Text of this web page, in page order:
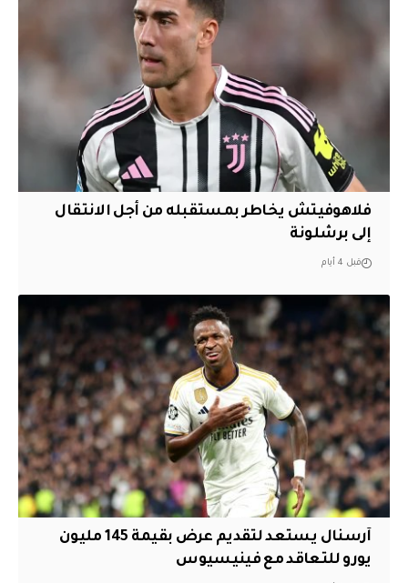
فلاهوفيتش يخاطر بمستقبله من أجل الانتقال
إلى برشلونة
قبل 4 أيام
آرسنال يستعد لتقديم عرض بقيمة 145 مليون
يورو للتعاقد مع فينيسيوس